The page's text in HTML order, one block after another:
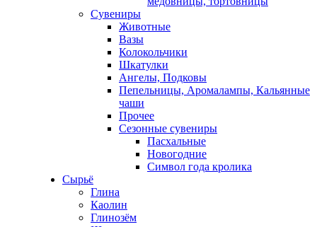
Сувениры
Животные
Вазы
Колокольчики
Шкатулки
Ангелы, Подковы
Пепельницы, Аромалампы, Кальянные
чаши
Прочее
Сезонные сувениры
Пасхальные
Новогодние
Символ года кролика
Сырьё
Глина
Каолин
Глинозём